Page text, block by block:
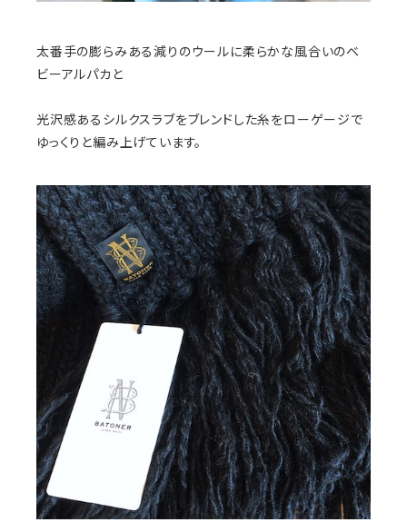
太番手の膨らみある減りのウールに柔らかな風合いのベ
ビーアルパカと
光沢感あるシルクスラブをブレンドした糸をローゲージで
ゆっくりと編み上げています。